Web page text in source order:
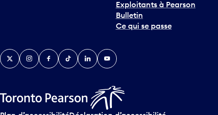
Exploitants à Pearson
Bulletin
Ce qui se passe
TwitterInstagramFacebook
TikTokLinkedInYouTube